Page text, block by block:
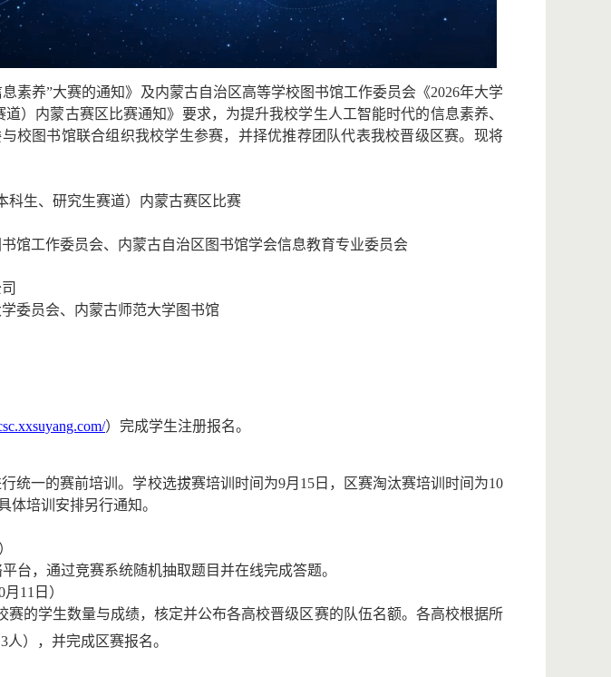
素养”大赛的通知》及内蒙古自治区高等学校图书馆工作委员会《2026年大学
）内蒙古赛区比赛通知》要求，为提升我校学生人工智能时代的信息素养、
校图书馆联合组织我校学生参赛，并择优推荐团队代表我校晋级区赛。现将
科生、研究生赛道）内蒙古赛区比赛
馆工作委员会、内蒙古自治区图书馆学会信息教育专业委员会
委员会、内蒙古师范大学图书馆
）完成学生注册报名。
统一的赛前培训。学校选拔赛培训时间为9月15日，区赛淘汰赛培训时间为10
体培训安排另行通知。
台，通过竞赛系统随机抽取题目并在线完成答题。
11日）
的学生数量与成绩，核定并公布各高校晋级区赛的队伍名额。各高校根据所
3人），并完成区赛报名。